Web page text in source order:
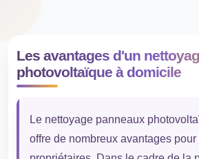
Les avantages d'un
photovoltaïque à domicile
Le nettoyage panneaux
offre de nombreux avantages pour